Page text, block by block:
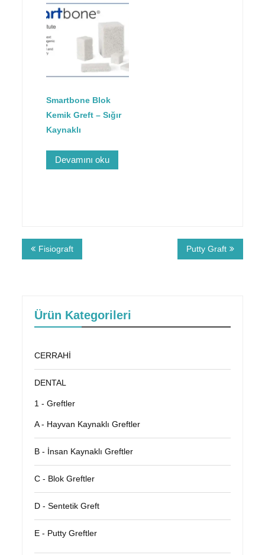
Smartbone Blok
Kemik Greft – Sığır
Kaynaklı
Devamını oku
Fisiograft Putty Graft
Ürün Kategorileri
CERRAHİ
DENTAL
1 - Greftler
A - Hayvan Kaynaklı Greftler
B - İnsan Kaynaklı Greftler
C - Blok Greftler
D - Sentetik Greft
E - Putty Greftler